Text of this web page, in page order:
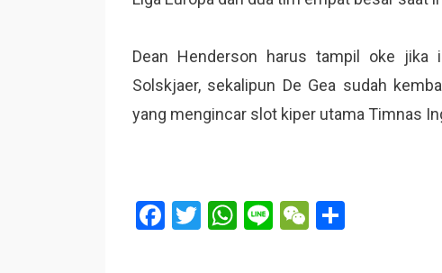
Dean Henderson harus tampil oke jika
Solskjaer, sekalipun De Gea sudah
yang mengincar slot kiper utama Timnas
F
T
W
Li
W